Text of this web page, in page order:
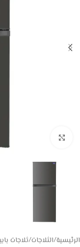
الرئيسية/الثلاجات/ثلاجات